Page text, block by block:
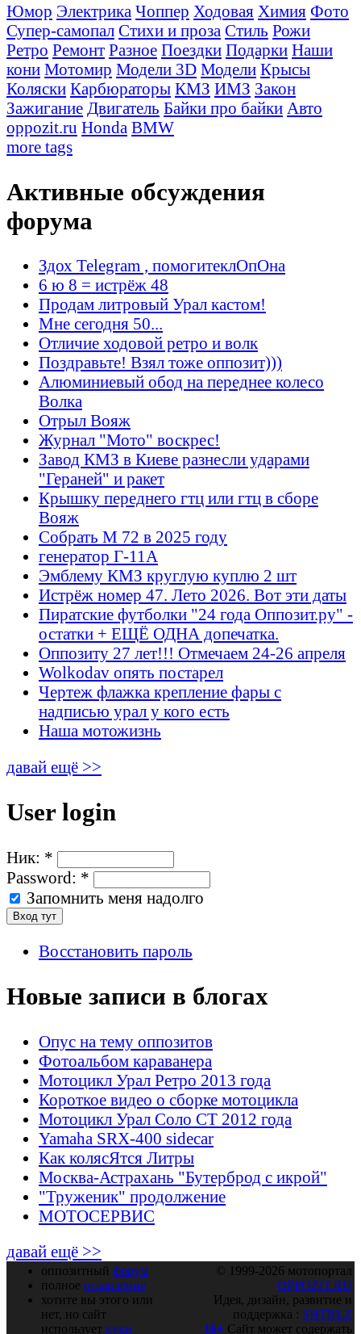
Юмор Электрика Чоппер Ходовая Химия Фото
Супер-самопал Стихи и проза Стиль Рожи
Ретро Ремонт Разное Поездки Подарки Наши
кони Мотомир Модели 3D Модели Крысы
Коляски Карбюраторы КМЗ ИМЗ Закон
Зажигание Двигатель Байки про байки Авто
oppozit.ru Honda BMW
more tags
Активные обсуждения
форума
Здох Telegram , помогитеклОпОна
6 ю 8 = истрёж 48
Продам литровый Урал кастом!
Мне сегодня 50...
Отличие ходовой ретро и волк
Поздравьте! Взял тоже оппозит)))
Алюминиевый обод на переднее колесо
Волка
Отрыл Вояж
Журнал "Мото" воскрес!
Завод КМЗ в Киеве разнесли ударами
"Гераней" и ракет
Крышку переднего гтц или гтц в сборе
Вояж
Собрать М 72 в 2025 году
генератор Г-11А
Эмблему КМЗ круглую куплю 2 шт
Истрёж номер 47. Лето 2026. Вот эти даты
Пиратские футболки "24 года Оппозит.ру" -
остатки + ЕЩЁ ОДНА допечатка.
Оппозиту 27 лет!!! Отмечаем 24-26 апреля
Wolkodav опять постарел
Чертеж флажка крепление фары с
надписью урал у кого есть
Наша мотожизнь
давай ещё >>
User login
Ник: *
Password: *
Запомнить меня надолго
Восстановить пароль
Новые записи в блогах
Опус на тему оппозитов
Фотоальбом караванера
Мотоцикл Урал Ретро 2013 года
Короткое видео о сборке мотоцикла
Мотоцикл Урал Соло СТ 2012 года
Yamaha SRX-400 sidecar
Как колясЯтся Литры
Москва-Астрахань "Бутерброд с икрой"
"Труженик" продолжение
МОТОСЕРВИС
давай ещё >>
оппозитный форум
полное оглавление
хотите вы этого или
нет, но сайт
использует куки
© 1999-2026 мотопортал
OPPOZIT.RU
Идея, дизайн, развитие и
поддержка : SHTRLZ
16+ Сайт может содержать